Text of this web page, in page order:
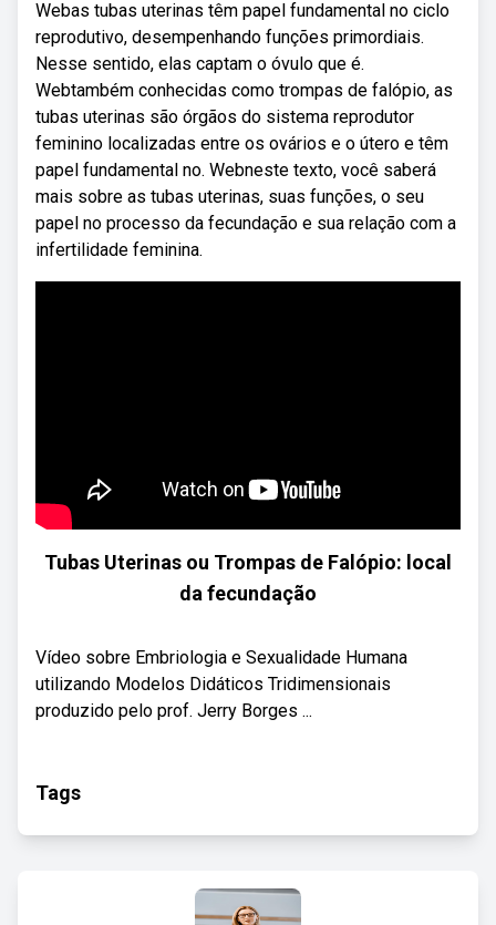
Webas tubas uterinas têm papel fundamental no ciclo
reprodutivo, desempenhando funções primordiais.
Nesse sentido, elas captam o óvulo que é.
Webtambém conhecidas como trompas de falópio, as
tubas uterinas são órgãos do sistema reprodutor
feminino localizadas entre os ovários e o útero e têm
papel fundamental no. Webneste texto, você saberá
mais sobre as tubas uterinas, suas funções, o seu
papel no processo da fecundação e sua relação com a
infertilidade feminina.
Tubas Uterinas ou Trompas de Falópio: local
da fecundação
Vídeo sobre Embriologia e Sexualidade Humana
utilizando Modelos Didáticos Tridimensionais
produzido pelo prof. Jerry Borges ...
Tags